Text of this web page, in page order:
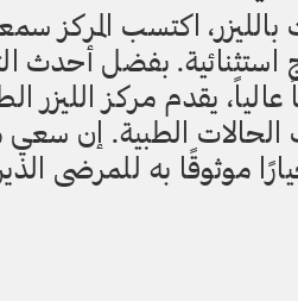
اكتسب المركز
استثنائية. بفضل أحدث
عالياً، يقدم مركز
الحالات الطبية. إن سعي
موثوقًا به للمرضى